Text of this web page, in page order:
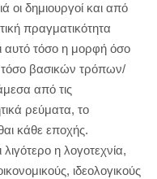
οι δημιουργοί και από
πραγματικότητα
αυτό τόσο η μορφή όσο
τόσο βασικών τρόπων/
από τις
ρεύματα, το
κάθε εποχής.
η λογοτεχνία,
ιδεολογικούς